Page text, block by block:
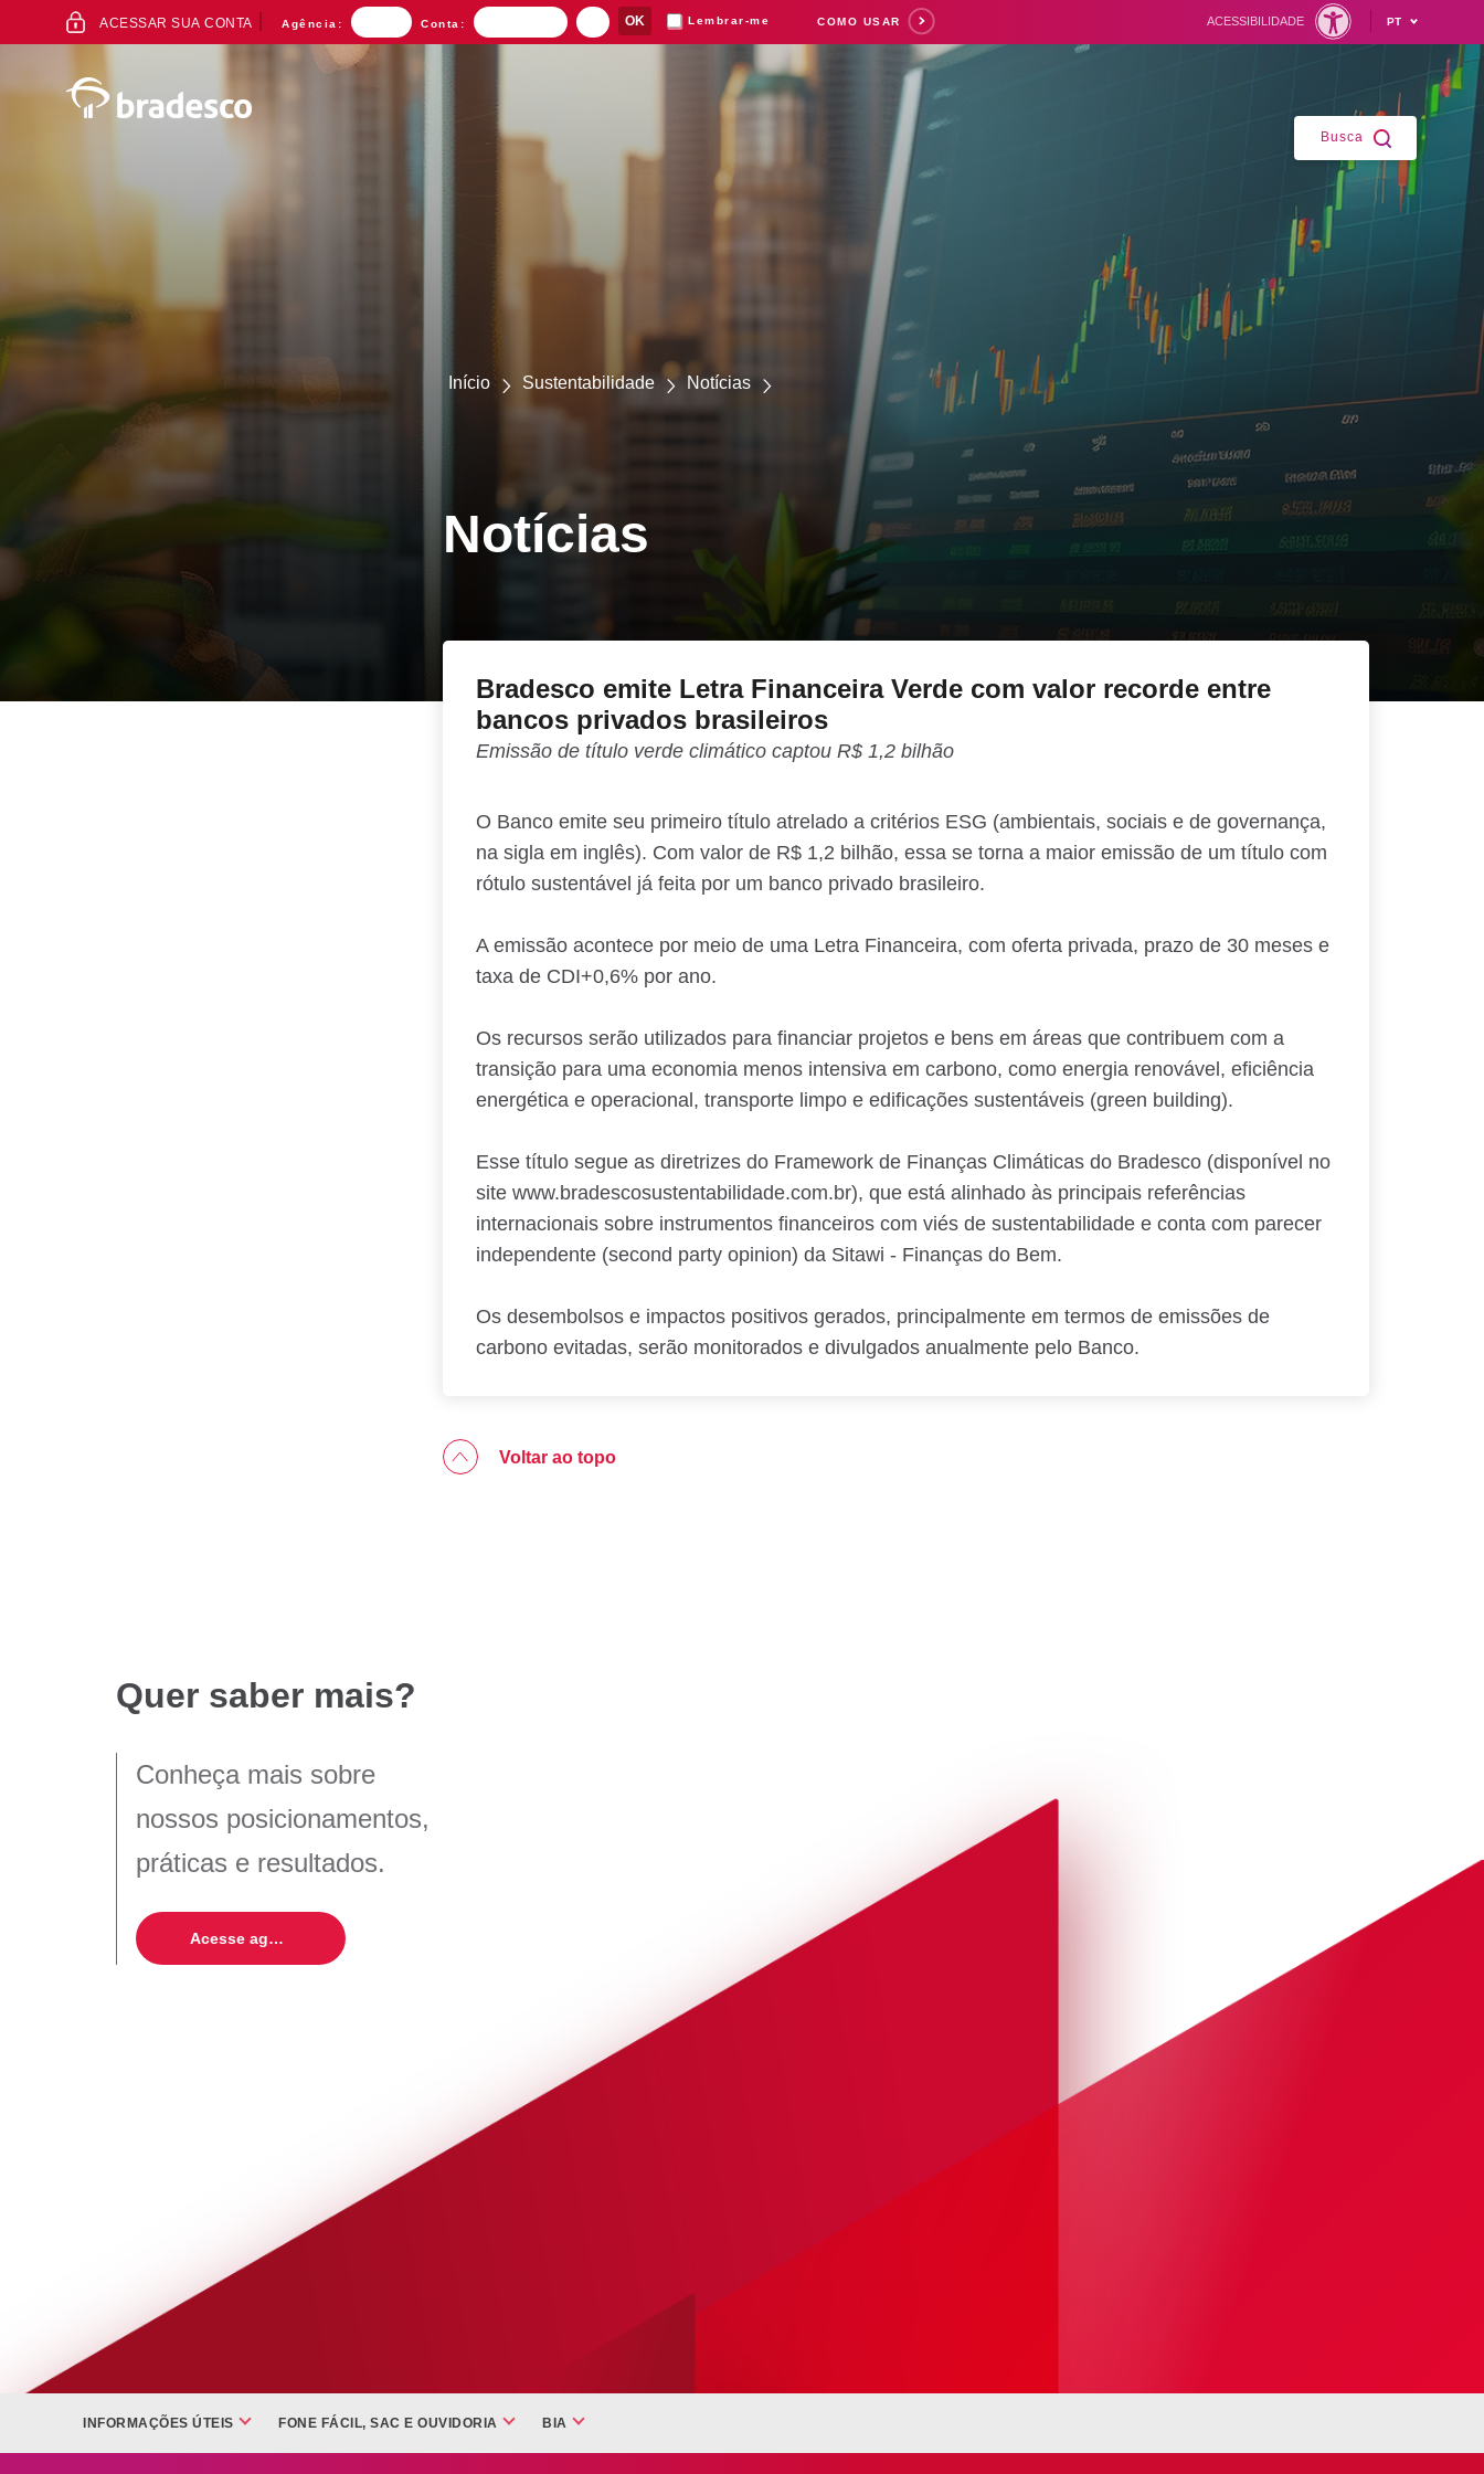
Busca
Suas buscas recentes
Separamos para você
Antecipação Imposto de renda
Explica
Dívidas
Cartões
Início Sustentabilidade Notícias
Notícias
Bradesco emite Letra Financeira Verde com valor recorde entre
bancos privados brasileiros
Emissão de título verde climático captou R$ 1,2 bilhão
O Banco emite seu primeiro título atrelado a critérios ESG (ambientais, sociais e de governança,
na sigla em inglês). Com valor de R$ 1,2 bilhão, essa se torna a maior emissão de um título com
rótulo sustentável já feita por um banco privado brasileiro.
A emissão acontece por meio de uma Letra Financeira, com oferta privada, prazo de 30 meses e
taxa de CDI+0,6% por ano.
Os recursos serão utilizados para financiar projetos e bens em áreas que contribuem com a
transição para uma economia menos intensiva em carbono, como energia renovável, eficiência
energética e operacional, transporte limpo e edificações sustentáveis (green building).
Esse título segue as diretrizes do Framework de Finanças Climáticas do Bradesco (disponível no
site www.bradescosustentabilidade.com.br), que está alinhado às principais referências
internacionais sobre instrumentos financeiros com viés de sustentabilidade e conta com parecer
independente (second party opinion) da Sitawi - Finanças do Bem.
Os desembolsos e impactos positivos gerados, principalmente em termos de emissões de
carbono evitadas, serão monitorados e divulgados anualmente pelo Banco.
Voltar ao topo
Quer saber mais?
Conheça mais sobre
nossos posicionamentos,
práticas e resultados.
Acesse agora
INFORMAÇÕES ÚTEIS FONE FÁCIL, SAC E OUVIDORIA BIA
ACESSO
AO
BANKING
ACESSAR SUA CONTA Agência: Conta: Lembrar-me COMO USAR ACESSIBILIDADE PT